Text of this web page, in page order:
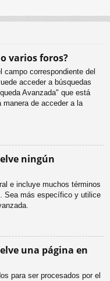
varios foros?
campo correspondiente del
acceder a búsquedas
Avanzada" que está
de acceder a la
ningún
e incluye muchos términos
Sea más específico y utilice
una página en
para ser procesados por el